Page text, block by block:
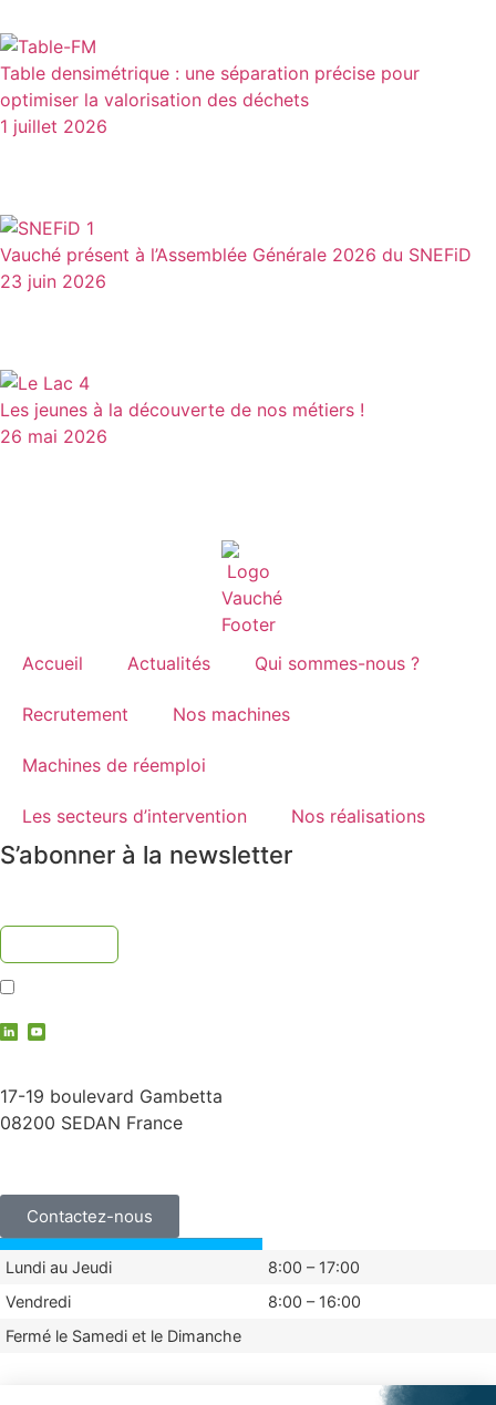
Table densimétrique : une séparation précise pour
optimiser la valorisation des déchets
1 juillet 2026
Vauché présent à l’Assemblée Générale 2026 du SNEFiD
23 juin 2026
Les jeunes à la découverte de nos métiers !
26 mai 2026
Accueil Actualités Qui sommes-nous ?
Recrutement Nos machines
Machines de réemploi
Les secteurs d’intervention Nos réalisations
S’abonner à la newsletter
17-19 boulevard Gambetta
08200 SEDAN France
Contactez-nous
Lundi au Jeudi
8:00 – 17:00
Vendredi
8:00 – 16:00
Fermé le Samedi et le Dimanche